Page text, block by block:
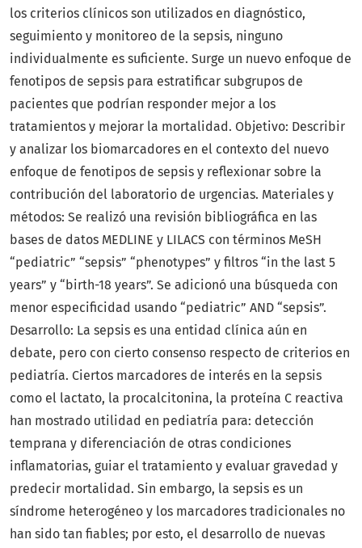
los criterios clínicos son utilizados en diagnóstico,
seguimiento y monitoreo de la sepsis, ninguno
individualmente es suficiente. Surge un nuevo enfoque de
fenotipos de sepsis para estratificar subgrupos de
pacientes que podrían responder mejor a los
tratamientos y mejorar la mortalidad. Objetivo: Describir
y analizar los biomarcadores en el contexto del nuevo
enfoque de fenotipos de sepsis y reflexionar sobre la
contribución del laboratorio de urgencias. Materiales y
métodos: Se realizó una revisión bibliográfica en las
bases de datos MEDLINE y LILACS con términos MeSH
“pediatric” “sepsis” “phenotypes” y filtros “in the last 5
years” y “birth-18 years”. Se adicionó una búsqueda con
menor especificidad usando “pediatric” AND “sepsis”.
Desarrollo: La sepsis es una entidad clínica aún en
debate, pero con cierto consenso respecto de criterios en
pediatría. Ciertos marcadores de interés en la sepsis
como el lactato, la procalcitonina, la proteína C reactiva
han mostrado utilidad en pediatría para: detección
temprana y diferenciación de otras condiciones
inflamatorias, guiar el tratamiento y evaluar gravedad y
predecir mortalidad. Sin embargo, la sepsis es un
síndrome heterogéneo y los marcadores tradicionales no
han sido tan fiables; por esto, el desarrollo de nuevas